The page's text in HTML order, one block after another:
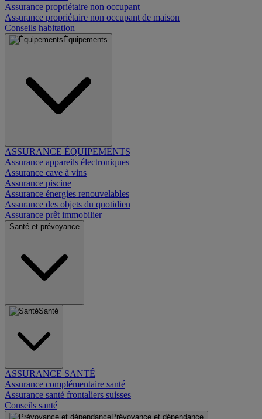
Assurance propriétaire non occupant
Assurance propriétaire non occupant de maison
Conseils habitation
Équipements
ASSURANCE ÉQUIPEMENTS
Assurance appareils électroniques
Assurance cave à vins
Assurance piscine
Assurance énergies renouvelables
Assurance des objets du quotidien
Assurance prêt immobilier
Santé et prévoyance
Santé
ASSURANCE SANTÉ
Assurance complémentaire santé
Assurance santé frontaliers suisses
Conseils santé
Prévoyance et dépendance